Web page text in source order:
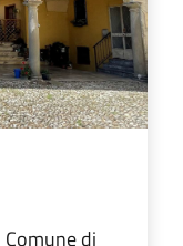
di